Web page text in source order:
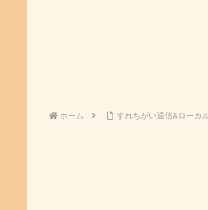
ホーム すれちがい通信&ローカ